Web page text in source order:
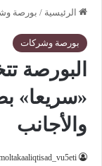
الرئيسية / بورصة
بورصة وشركات
البورصة
«سريعا»
والأجانب